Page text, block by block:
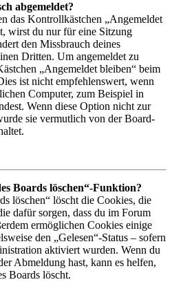
abgemeldet?
das Kontrollkästchen „Angemeldet
wirst du nur für eine Sitzung
den Missbrauch deines
Dritten. Um angemeldet zu
„Angemeldet bleiben“ beim
ist nicht empfehlenswert, wenn
Computer, zum Beispiel in
Wenn diese Option nicht zur
sie vermutlich von der Board-
Boards löschen“-Funktion?
löschen“ löscht die Cookies, die
dafür sorgen, dass du im Forum
ermöglichen Cookies einige
den „Gelesen“-Status – sofern
aktiviert wurden. Wenn du
Abmeldung hast, kann es helfen,
Boards löscht.